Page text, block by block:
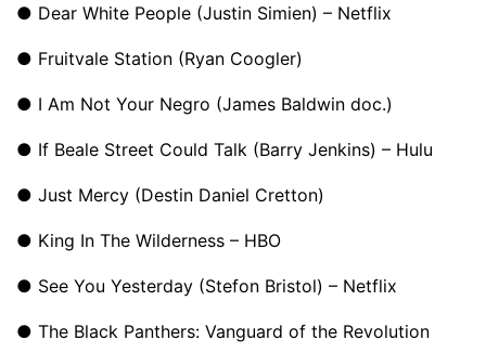
● Dear White People (Justin Simien) – Netflix
● Fruitvale Station (Ryan Coogler)
● I Am Not Your Negro (James Baldwin doc.)
● If Beale Street Could Talk (Barry Jenkins) – Hulu
● Just Mercy (Destin Daniel Cretton)
● King In The Wilderness – HBO
● See You Yesterday (Stefon Bristol) – Netflix
● The Black Panthers: Vanguard of the Revolution